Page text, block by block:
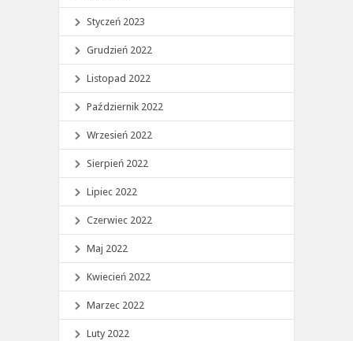
Styczeń 2023
Grudzień 2022
Listopad 2022
Październik 2022
Wrzesień 2022
Sierpień 2022
Lipiec 2022
Czerwiec 2022
Maj 2022
Kwiecień 2022
Marzec 2022
Luty 2022